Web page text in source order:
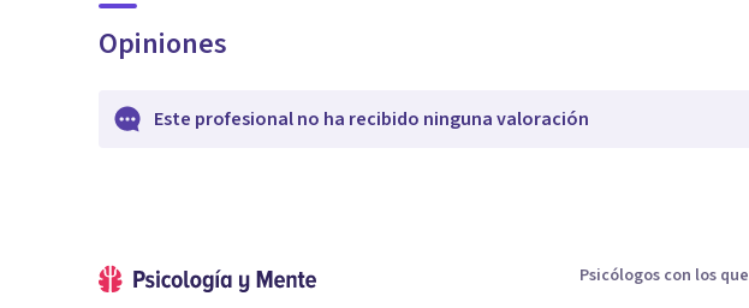
Opiniones
Este profesional no ha recibido ninguna valoración
Psicólogos con los